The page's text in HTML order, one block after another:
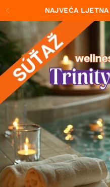
Preskočiť na obsah
Predchádzajúce
NAJVEĆA